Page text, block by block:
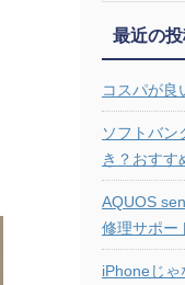
最近の
コスパが良
ソフトバン
き？おすす
AQUOS
修理サポー
iPhoneじ